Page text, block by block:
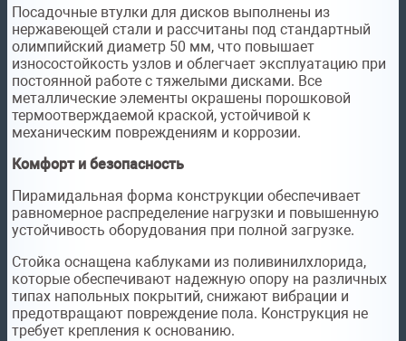
Посадочные втулки для дисков выполнены из
нержавеющей стали и рассчитаны под стандартный
олимпийский диаметр 50 мм, что повышает
износостойкость узлов и облегчает эксплуатацию при
постоянной работе с тяжелыми дисками. Все
металлические элементы окрашены порошковой
термоотверждаемой краской, устойчивой к
механическим повреждениям и коррозии.
Комфорт и безопасность
Пирамидальная форма конструкции обеспечивает
равномерное распределение нагрузки и повышенную
устойчивость оборудования при полной загрузке.
Стойка оснащена каблуками из поливинилхлорида,
которые обеспечивают надежную опору на различных
типах напольных покрытий, снижают вибрации и
предотвращают повреждение пола. Конструкция не
требует крепления к основанию.